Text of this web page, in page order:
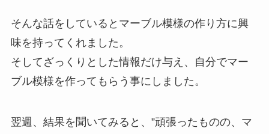
そんな話をしているとマーブル模様の作り方に興
味を持ってくれました。
そしてざっくりとした情報だけ与え、自分でマー
ブル模様を作ってもらう事にしました。
翌週、結果を聞いてみると、”頑張ったものの、マ